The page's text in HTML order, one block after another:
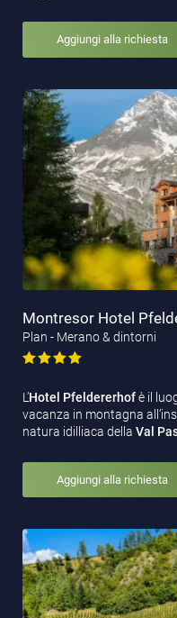
Aggiungi alla richiesta
Montresor Hotel
Plan - Merano & dintorni
L’Hotel Pfeldererhofè il
vacanza in montagna
natura idilliaca della Val
Aggiungi alla richiesta